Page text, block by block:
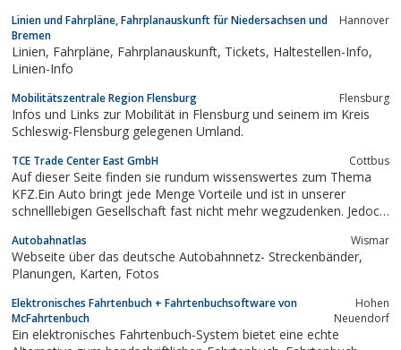
Linien und Fahrpläne, Fahrplanauskunft für Niedersachsen und
Bremen
Hannover
Linien, Fahrpläne, Fahrplanauskunft, Tickets, Haltestellen-Info,
Linien-Info
Mobilitätszentrale Region Flensburg Flensburg
Infos und Links zur Mobilität in Flensburg und seinem im Kreis
Schleswig-Flensburg gelegenen Umland.
TCE Trade Center East GmbH Cottbus
Auf dieser Seite finden sie rundum wissenswertes zum Thema
KFZ.Ein Auto bringt jede Menge Vorteile und ist in unserer
schnelllebigen Gesellschaft fast nicht mehr wegzudenken. Jedoch
Versicherungsfragen oder technische Details, in allen Fragen
kennt sich der normale...
Autobahnatlas Wismar
Webseite über das deutsche Autobahnnetz- Streckenbänder,
Planungen, Karten, Fotos
Elektronisches Fahrtenbuch + Fahrtenbuchsoftware von
McFahrtenbuch
Hohen
Neuendorf
Ein elektronisches Fahrtenbuch-System bietet eine echte